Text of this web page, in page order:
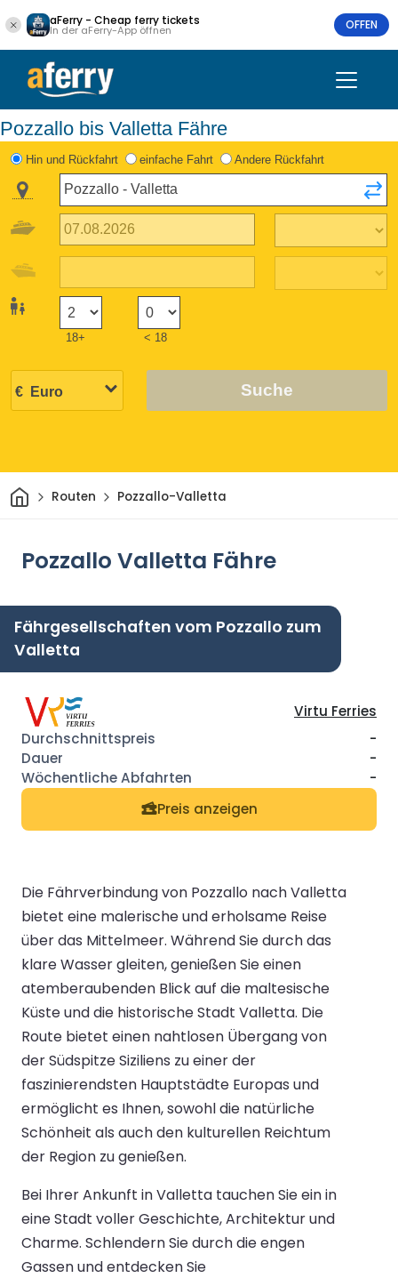
aFerry - Cheap ferry tickets
In der aFerry-App öffnen OFFEN
Pozzallo bis Valletta Fähre
Hin und Rückfahrt einfache Fahrt Andere Rückfahrt
18+ < 18
Suche
HeimRouten Pozzallo-Valletta
Pozzallo Valletta Fähre
Fährgesellschaften vom Pozzallo zum
Valletta
Virtu Ferries
-
-
-
Preis anzeigen
Die Fährverbindung von Pozzallo nach Valletta
bietet eine malerische und erholsame Reise
über das Mittelmeer. Während Sie durch das
klare Wasser gleiten, genießen Sie einen
atemberaubenden Blick auf die maltesische
Küste und die historische Stadt Valletta. Die
Route bietet einen nahtlosen Übergang von
der Südspitze Siziliens zu einer der
faszinierendsten Hauptstädte Europas und
ermöglicht es Ihnen, sowohl die natürliche
Schönheit als auch den kulturellen Reichtum
der Region zu genießen.
Bei Ihrer Ankunft in Valletta tauchen Sie ein in
eine Stadt voller Geschichte, Architektur und
Charme. Schlendern Sie durch die engen
Gassen und entdecken Sie